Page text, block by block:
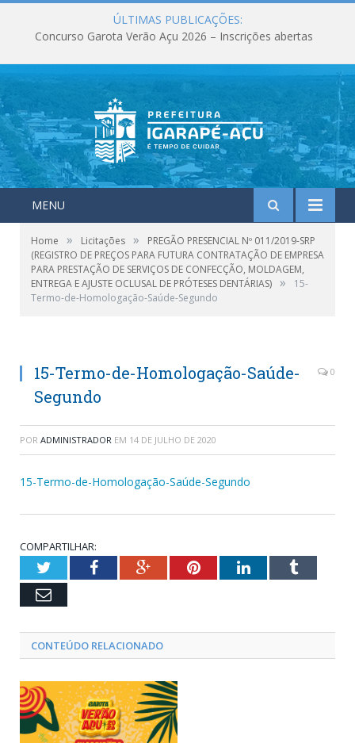
ÚLTIMAS PUBLICAÇÕES:
Concurso Garota Verão Açu 2026 – Inscrições abertas
MENU
Home » Licitações »
PREGÃO PRESENCIAL Nº 011/2019-SRP
(REGISTRO DE PREÇOS PARA FUTURA CONTRATAÇÃO DE EMPRESA
PARA PRESTAÇÃO DE SERVIÇOS DE CONFECÇÃO, MOLDAGEM,
ENTREGA E AJUSTE OCLUSAL DE PRÓTESES DENTÁRIAS) »
15-
Termo-de-Homologação-Saúde-Segundo
15-Termo-de-Homologação-Saúde-
Segundo
0
POR ADMINISTRADOR EM 14 DE JULHO DE 2020
15-Termo-de-Homologação-Saúde-Segundo
COMPARTILHAR:
TwitterFacebookGoogle+PinterestLinkedInTumblr
Email
CONTEÚDO RELACIONADO